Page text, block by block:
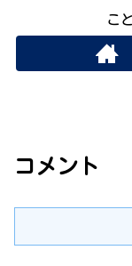
こ
コメント